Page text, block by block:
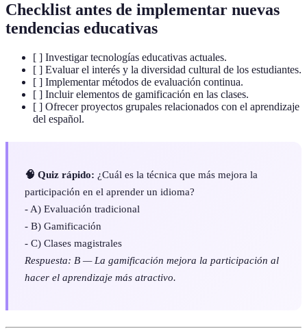
Checklist antes de implementar nuevas
tendencias educativas
[ ] Investigar tecnologías educativas actuales.
[ ] Evaluar el interés y la diversidad cultural de los estudiantes.
[ ] Implementar métodos de evaluación continua.
[ ] Incluir elementos de gamificación en las clases.
[ ] Ofrecer proyectos grupales relacionados con el aprendizaje
del español.
🧠 Quiz rápido: ¿Cuál es la técnica que más mejora la
participación en el aprender un idioma?
- A) Evaluación tradicional
- B) Gamificación
- C) Clases magistrales
Respuesta: B — La gamificación mejora la participación al
hacer el aprendizaje más atractivo.